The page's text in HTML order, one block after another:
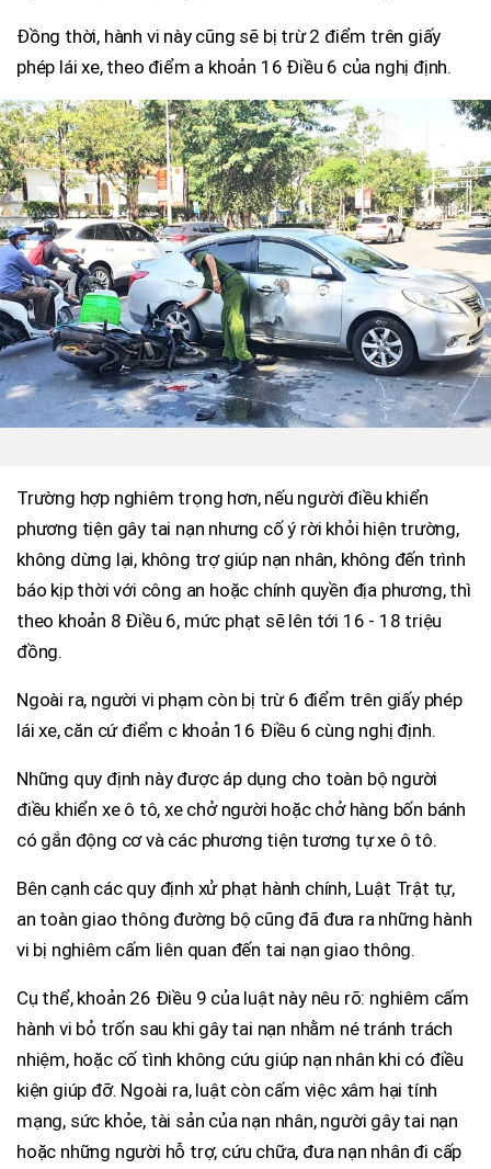
Đồng thời, hành vi này cũng sẽ bị trừ 2 điểm trên giấy
phép lái xe, theo điểm a khoản 16 Điều 6 của nghị định.
Trường hợp nghiêm trọng hơn, nếu người điều khiển
phương tiện gây tai nạn nhưng cố ý rời khỏi hiện trường,
không dừng lại, không trợ giúp nạn nhân, không đến trình
báo kịp thời với công an hoặc chính quyền địa phương, thì
theo khoản 8 Điều 6, mức phạt sẽ lên tới 16 - 18 triệu
đồng.
Ngoài ra, người vi phạm còn bị trừ 6 điểm trên giấy phép
lái xe, căn cứ điểm c khoản 16 Điều 6 cùng nghị định.
Những quy định này được áp dụng cho toàn bộ người
điều khiển xe ô tô, xe chở người hoặc chở hàng bốn bánh
có gắn động cơ và các phương tiện tương tự xe ô tô.
Bên cạnh các quy định xử phạt hành chính, Luật Trật tự,
an toàn giao thông đường bộ cũng đã đưa ra những hành
vi bị nghiêm cấm liên quan đến tai nạn giao thông.
Cụ thể, khoản 26 Điều 9 của luật này nêu rõ: nghiêm cấm
hành vi bỏ trốn sau khi gây tai nạn nhằm né tránh trách
nhiệm, hoặc cố tình không cứu giúp nạn nhân khi có điều
kiện giúp đỡ. Ngoài ra, luật còn cấm việc xâm hại tính
mạng, sức khỏe, tài sản của nạn nhân, người gây tai nạn
hoặc những người hỗ trợ, cứu chữa, đưa nạn nhân đi cấp